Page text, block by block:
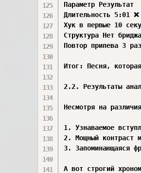
Параметр Результат
Длительность 5:01
Хук в первые 10
Структура Нет
Повтор припева 3
Итог: Песня,
2.2. Результаты
Несмотря на
1. Узнаваемое
2. Мощный контраст
3. Запоминающаяся
А вот строгий